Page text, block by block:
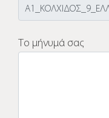
Το μήνυμά σας